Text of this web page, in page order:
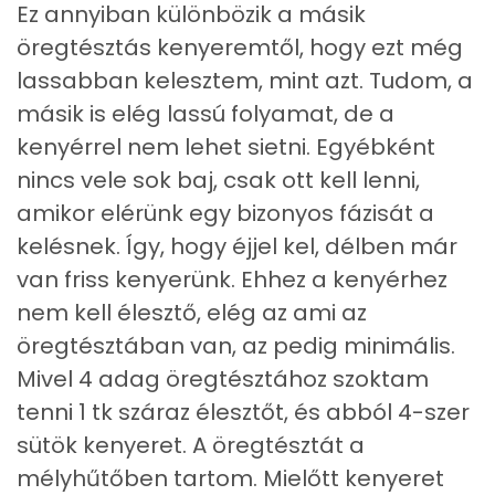
Cukor
Élelmi rost
3 mg
Víz
Összesen 77.4 g
Vitaminok
Összesen
0
A vitamin (RAE):
0 micro
B6 vitamin:
0 mg
B12 Vitamin:
0 micro
Ez annyiban különbözik a másik
öregtésztás kenyeremtől, hogy ezt még
lassabban kelesztem, mint azt. Tudom, a
másik is elég lassú folyamat, de a
kenyérrel nem lehet sietni. Egyébként
nincs vele sok baj, csak ott kell lenni,
amikor elérünk egy bizonyos fázisát a
kelésnek. Így, hogy éjjel kel, délben már
van friss kenyerünk. Ehhez a kenyérhez
nem kell élesztő, elég az ami az
öregtésztában van, az pedig minimális.
Mivel 4 adag öregtésztához szoktam
tenni 1 tk száraz élesztőt, és abból 4-szer
sütök kenyeret. A öregtésztát a
mélyhűtőben tartom. Mielőtt kenyeret